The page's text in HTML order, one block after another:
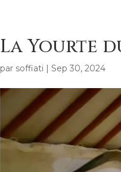
La Yourte
par soffiati |Sep 30, 2024